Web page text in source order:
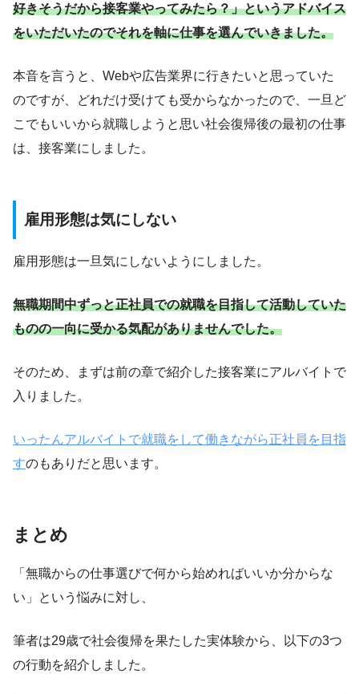
好きそうだから接客業やってみたら？」というアドバイス
をいただいたのでそれを軸に仕事を選んでいきました。
本音を言うと、Webや広告業界に行きたいと思っていた
のですが、どれだけ受けても受からなかったので、一旦ど
こでもいいから就職しようと思い社会復帰後の最初の仕事
は、接客業にしました。
雇用形態は気にしない
雇用形態は一旦気にしないようにしました。
無職期間中ずっと正社員での就職を目指して活動していた
ものの一向に受かる気配がありませんでした。
そのため、まずは前の章で紹介した接客業にアルバイトで
入りました。
いったんアルバイトで就職をして働きながら正社員を目指
すのもありだと思います。
まとめ
「無職からの仕事選びで何から始めればいいか分からな
い」という悩みに対し、
筆者は29歳で社会復帰を果たした実体験から、以下の3つ
の行動を紹介しました。